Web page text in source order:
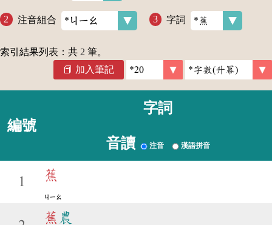
注音組合 字詞
索引結果列表：共 2 筆。
加入筆記
編號
字詞
音讀 注音 漢語拼音
1 蕉
ㄐㄧㄠ
蕉 農